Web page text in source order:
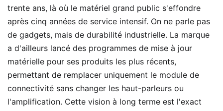
trente ans, là où le matériel grand public s'effondre
après cinq années de service intensif. On ne parle pas
de gadgets, mais de durabilité industrielle. La marque
a d'ailleurs lancé des programmes de mise à jour
matérielle pour ses produits les plus récents,
permettant de remplacer uniquement le module de
connectivité sans changer les haut-parleurs ou
l'amplification. Cette vision à long terme est l'exact